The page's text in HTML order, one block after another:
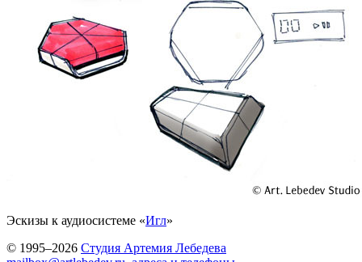
Эскизы к аудиосистеме «Игл»
© 1995–2026 Студия Артемия Лебедева